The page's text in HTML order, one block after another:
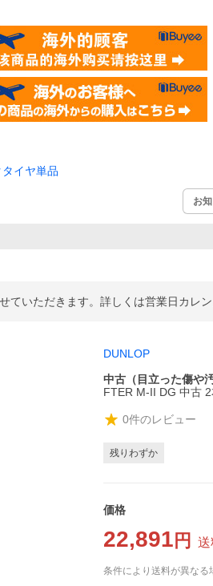
イヤ単品
お
いただきます。詳しくは営業日カレン
DUNLOP
中古（目立った傷や
FTER M-II DG 中古
0件のレビュー
残りわずか
価格
22,891 円 送
条件により送料が異なる